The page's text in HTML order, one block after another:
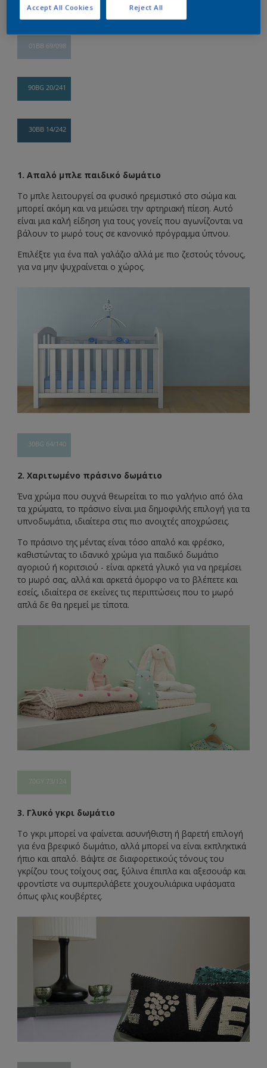
βοηθήσουν το μωρό σας να κοιμηθεί.
01BB 69/098
90BG 20/241
30BB 14/242
1. Απαλό μπλε παιδικό δωμάτιο
Το μπλε λειτουργεί σα φυσικό ηρεμιστικό στο σώμα και
μπορεί ακόμη και να μειώσει την αρτηριακή πίεση. Αυτό
είναι μια καλή είδηση για τους γονείς που αγωνίζονται να
βάλουν το μωρό τους σε κανονικό πρόγραμμα ύπνου.
Επιλέξτε για ένα παλ γαλάζιο αλλά με πιο ζεστούς τόνους,
για να μην ψυχραίνεται ο χώρος.
30BG 64/140
2. Χαριτωμένο πράσινο δωμάτιο
Ένα χρώμα που συχνά θεωρείται το πιο γαλήνιο από όλα
τα χρώματα, το πράσινο είναι μια δημοφιλής επιλογή για τα
υπνοδωμάτια, ιδιαίτερα στις πιο ανοιχτές αποχρώσεις.
Το πράσινο της μέντας είναι τόσο απαλό και φρέσκο,
καθιστώντας το ιδανικό χρώμα για παιδικό δωμάτιο
αγοριού ή κοριτσιού - είναι αρκετά γλυκό για να ηρεμίσει
το μωρό σας, αλλά και αρκετά όμορφο να το βλέπετε και
εσείς, ιδιαίτερα σε εκείνες τις περιπτώσεις που το μωρό
απλά δε θα ηρεμεί με τίποτα.
70GY 73/124
3. Γλυκό γκρι δωμάτιο
Το γκρι μπορεί να φαίνεται ασυνήθιστη ή βαρετή επιλογή
για ένα βρεφικό δωμάτιο, αλλά μπορεί να είναι εκπληκτικά
ήπιο και απαλό. Βάψτε σε διαφορετικούς τόνους του
γκρίζου τους τοίχους σας, ξύλινα έπιπλα και αξεσουάρ και
φροντίστε να συμπεριλάβετε χουχουλιάρικα υφάσματα
όπως φλις κουβέρτες.
Reject All
Accept All Cookies